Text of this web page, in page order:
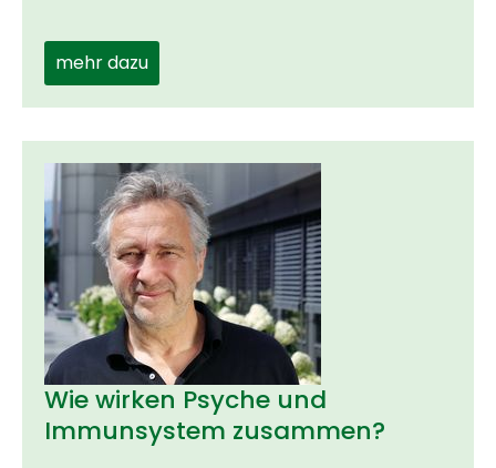
mehr dazu
Wie wirken Psyche und
Immunsystem zusammen?